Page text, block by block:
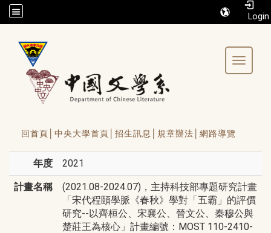
/accesskey"" title="Toolbar">:::
Toggle
回首頁│ 中央大學首頁│ 招生訊息│ 規章辦法│ 網路導覽
年度 2021
計畫名稱
(2021.08-2024.07)，主持科技部專題研究計畫
「宋代程頤學脈《春秋》學對「五霸」的評價
研究--以齊桓公、宋襄公、晉文公、秦穆公與
楚莊王為核心」計畫編號：MOST 110-2410-